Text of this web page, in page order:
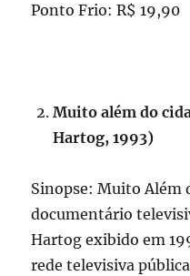
Ponto Frio: R$ 19,90
Muito além do
Hartog, 1993)
Sinopse: Muito Além
documentário
Hartog exibido em
rede televisiva